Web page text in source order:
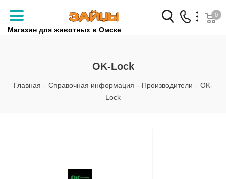
Магазин для животных в Омске
Заказать звонок
+7 (3812) 79-04-04
+7 (950) 959-88-32
0
OK-Lock
Главная - Справочная информация - Производители - OK-
Lock